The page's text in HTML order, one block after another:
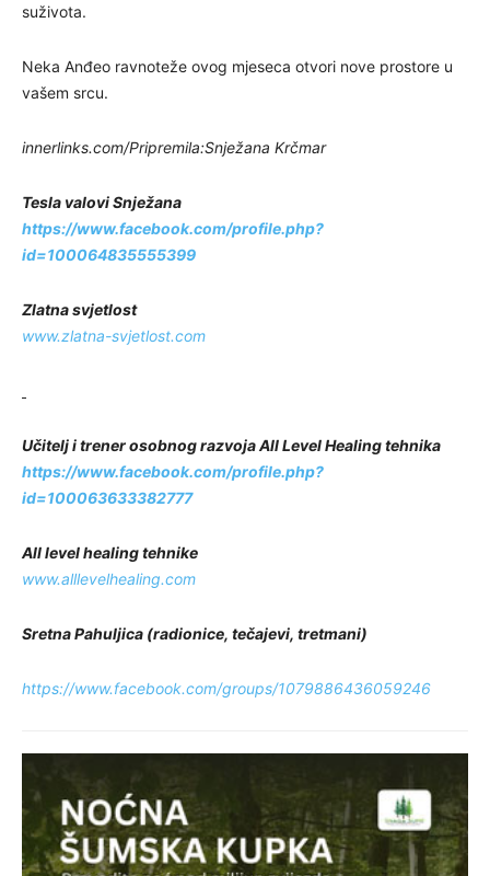
suživota.
Neka Anđeo ravnoteže ovog mjeseca otvori nove prostore u
vašem srcu.
innerlinks.com/Pripremila:Snježana Krčmar
Tesla valovi Snježana
https://www.facebook.com/profile.php?
id=100064835555399
Zlatna svjetlost
www.zlatna-svjetlost.com
Učitelj i trener osobnog razvoja All Level Healing tehnika
https://www.facebook.com/profile.php?
id=100063633382777
All level healing tehnike
www.alllevelhealing.com
Sretna Pahuljica (radionice, tečajevi, tretmani)
https://www.facebook.com/groups/1079886436059246